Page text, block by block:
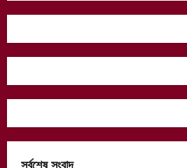
সর্বশেষ সংবাদ